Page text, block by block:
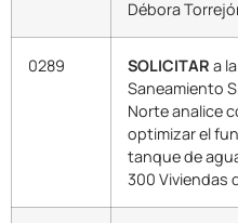
Débora
0289 SOLICITAR a
Saneamiento
Norte analice
optimizar el
tanque de
300 Viviendas